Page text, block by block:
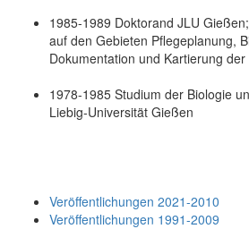
1985-1989 Doktorand JLU
auf den Gebieten Pflegeplanung,
Dokumentation und Kartierung der
1978-1985 Studium der Biologie
Liebig-Universität Gießen
Veröffentlichungen 2021-2010
Veröffentlichungen 1991-2009